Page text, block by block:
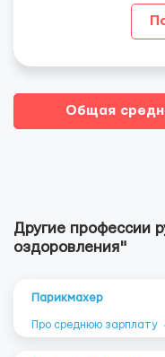
Общая
Другие профессии
оздоровления"
Парикмахер
Про среднюю зарплату